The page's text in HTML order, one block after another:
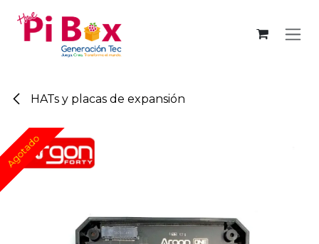
HATs y placas de expansión
Agotado
Agotado